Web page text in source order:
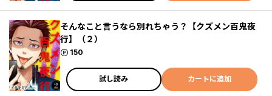
そんなこと言うなら別れちゃう？【クズメン百鬼夜
行】（２）
150
ポイント
試し読み カートに追加